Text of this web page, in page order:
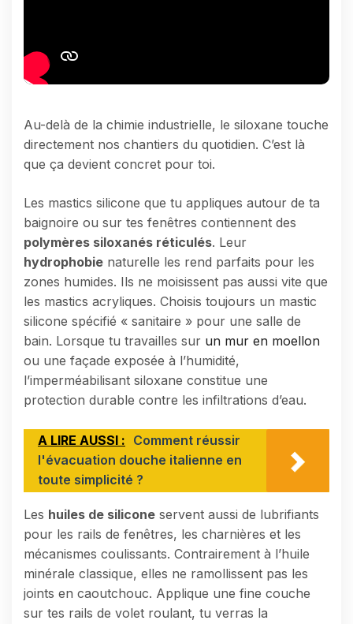
Au-delà de la chimie industrielle, le siloxane touche
directement nos chantiers du quotidien. C’est là
que ça devient concret pour toi.
Les mastics silicone que tu appliques autour de ta
baignoire ou sur tes fenêtres contiennent des
polymères siloxanés réticulés. Leur
hydrophobie naturelle les rend parfaits pour les
zones humides. Ils ne moisissent pas aussi vite que
les mastics acryliques. Choisis toujours un mastic
silicone spécifié « sanitaire » pour une salle de
bain. Lorsque tu travailles sur un mur en moellon
ou une façade exposée à l’humidité,
l’imperméabilisant siloxane constitue une
protection durable contre les infiltrations d’eau.
A LIRE AUSSI : Comment réussir
l'évacuation douche italienne en
toute simplicité ?
Les huiles de silicone servent aussi de lubrifiants
pour les rails de fenêtres, les charnières et les
mécanismes coulissants. Contrairement à l’huile
minérale classique, elles ne ramollissent pas les
joints en caoutchouc. Applique une fine couche
sur tes rails de volet roulant, tu verras la